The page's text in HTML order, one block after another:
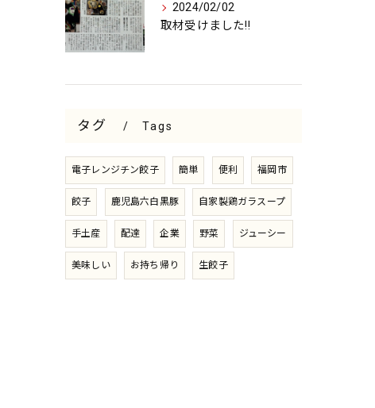
2024/02/02
取材受けました‼️
タグ Tags
電子レンジチン餃子 簡単 便利 福岡市
餃子 鹿児島六白黒豚 自家製鶏ガラスープ
手土産 配達 企業 野菜 ジューシー
美味しい お持ち帰り 生餃子